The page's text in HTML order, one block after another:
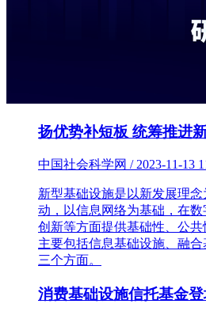
扬优势补短板 统筹推进
中国社会科学网 / 2023-11-13
新型基础设施是以新发展理
动，以信息网络为基础，在
创新等方面提供基础性、公共
主要包括信息基础设施、融
三个方面。
消费基础设施信托基金